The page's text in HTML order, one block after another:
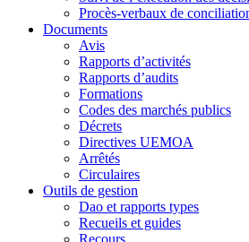
Procès-verbaux de
Documents
Avis
Rapports d’activités
Rapports d’audits
Formations
Codes des marchés publics
Décrets
Directives UEMOA
Arrêtés
Circulaires
Outils de gestion
Dao et rapports types
Recueils et guides
Recours